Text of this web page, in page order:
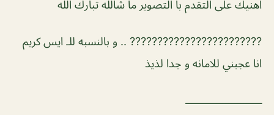
اهنيك على التقدم با التصوير ما شالله تبارك الله
???????????????????????? .. و بالنسبه للـ ايس كريم
انا عجبني للامانه و جدا لذيذ
ـــــــــــــــــــــــــ